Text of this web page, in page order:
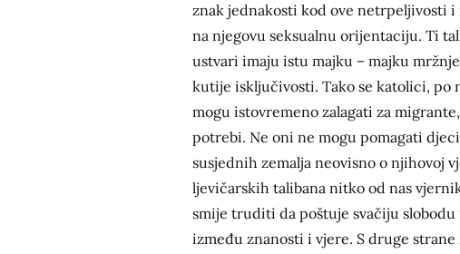
znak jednakosti kod ove netrpeljivosti
na njegovu seksualnu orijentaciju. Ti
ustvari imaju istu majku – majku
kutije isključivosti. Tako se katolici, po
mogu istovremeno zalagati za
potrebi. Ne oni ne mogu pomagati
susjednih zemalja neovisno o njihovoj
ljevičarskih talibana nitko od nas
smije truditi da poštuje svačiju
između znanosti i vjere. S druge